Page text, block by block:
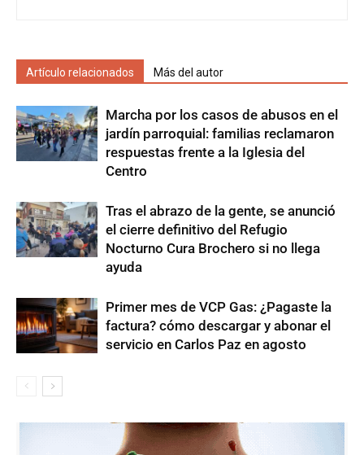
Artículo relacionados Más del autor
Marcha por los casos de abusos en el
jardín parroquial: familias reclamaron
respuestas frente a la Iglesia del
Centro
Tras el abrazo de la gente, se anunció
el cierre definitivo del Refugio
Nocturno Cura Brochero si no llega
ayuda
Primer mes de VCP Gas: ¿Pagaste la
factura? cómo descargar y abonar el
servicio en Carlos Paz en agosto